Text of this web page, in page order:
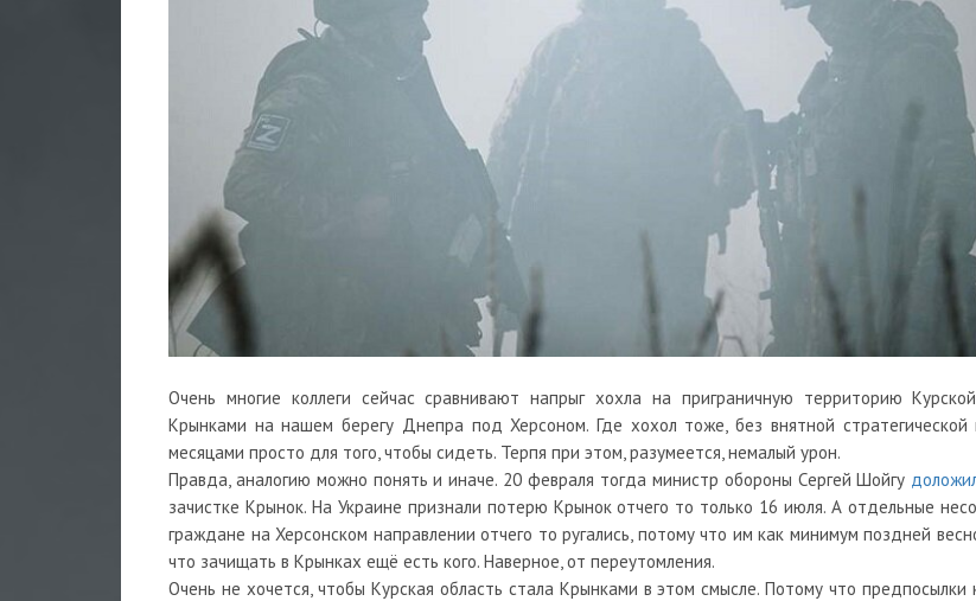
Очень многие коллеги сейчас сравнивают напрыг хохла на приграничную территорию
Крынками на нашем берегу Днепра под Херсоном. Где хохол тоже, без внятной стратегической
месяцами просто для того, чтобы сидеть. Терпя при этом, разумеется, немалый урон.
Правда, аналогию можно понять и иначе. 20 февраля тогда министр обороны Сергей Шойгу
зачистке Крынок. На Украине признали потерю Крынок отчего то только 16 июля. А отдельные
граждане на Херсонском направлении отчего то ругались, потому что им как минимум поздней
что зачищать в Крынках ещё есть кого. Наверное, от переутомления.
Очень не хочется, чтобы Курская область стала Крынками в этом смысле. Потому что предпосылки